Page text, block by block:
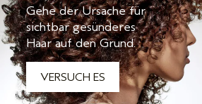
Gehe der Ursache für
sichtbar gesünderes
Haar auf den Grund.
VERSUCH ES